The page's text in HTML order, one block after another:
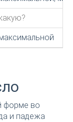
форме во
и падежа